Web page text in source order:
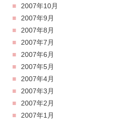
2007年10月
2007年9月
2007年8月
2007年7月
2007年6月
2007年5月
2007年4月
2007年3月
2007年2月
2007年1月